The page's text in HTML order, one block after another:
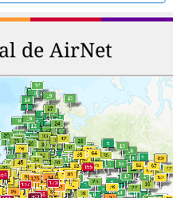
de AirNet